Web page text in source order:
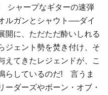
シャープなギターの速弾
ルガンとシャウト──ダイ
開に、ただただ酔いしれる
ジェント勢を焚き付け、そ
えてきたレジェンドが、こ
らしているのだ! 言うま
ーダーズやボーン・オブ・